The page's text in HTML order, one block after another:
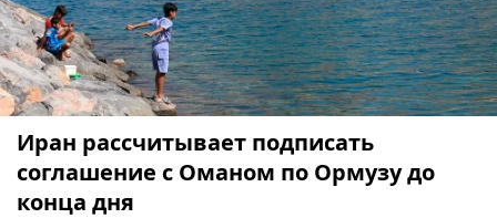
Иран рассчитывает подписать
соглашение с Оманом по Ормузу до
конца дня